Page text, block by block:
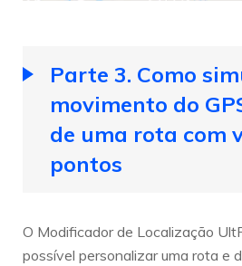
Parte 3. Como
movimento do
de uma rota com
pontos
O Modificador de Localização
possível personalizar uma rota e